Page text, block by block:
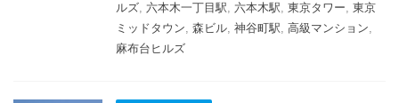
ルズ, 六本木一丁目駅, 六本木駅, 東京タワー, 東京
ミッドタウン, 森ビル, 神谷町駅, 高級マンション,
麻布台ヒルズ